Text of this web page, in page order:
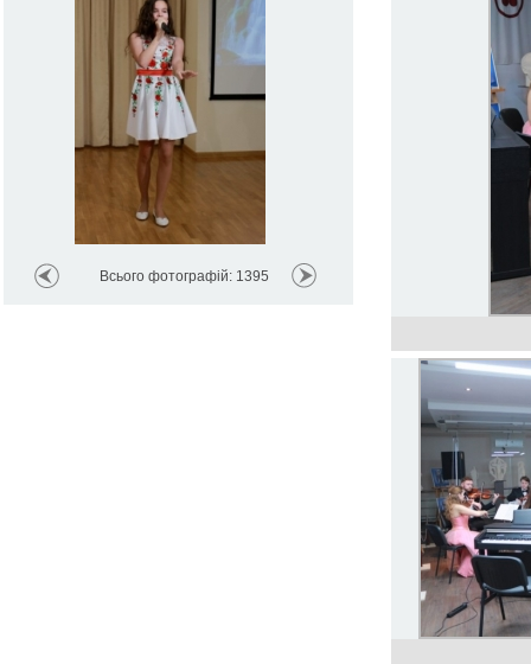
З доповіддю «Філософія
Сковороди крізь призму
Всього фотографій: 1395